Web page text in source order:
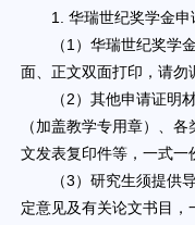
1. 华瑞世纪奖学金申
（1）华瑞世纪奖学金
面、正文双面打印，请勿
（2）其他申请证明材
（加盖教学专用章）、
文发表复印件等，一式一
（3）研究生须提供导
定意见及有关论文书目，